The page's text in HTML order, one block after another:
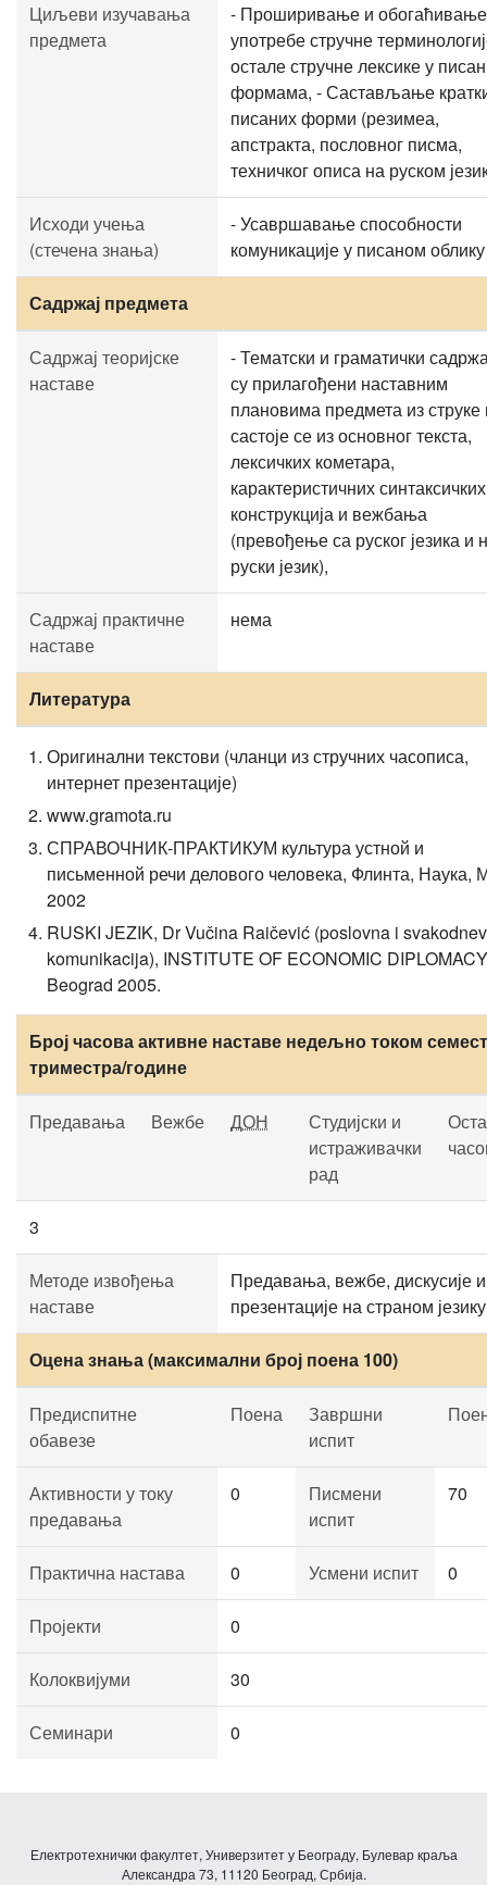
Циљеви изучавања
предмета
- Проширивање и обогаћивање
употребе стручне
остале стручне лексике у
формама, - Састављање
писаних форми (резимеа,
апстракта, пословног писма,
техничког описа на руском
Исходи учења
(стечена знања)
- Усавршавање способности
комуникације у писаном облику
Садржај предмета
Садржај теоријске
наставе
- Тематски и граматички
су прилагођени наставним
плановима предмета из струке
састоје се из основног текста,
лексичких кометара,
карактеристичних синтаксичких
конструкција и вежбања
(превођење са руског језика и
руски језик),
Садржај практичне
наставе
нема
Литература
Оригинални текстови (чланци из стручних часописа,
интернет презентације)
www.gramota.ru
СПРАВОЧНИК-ПРАКТИКУМ культура устной и
письменной речи делового человека, Флинта, Наука,
2002
RUSKI JEZIK, Dr Vučina Raičević (poslovna i
komunikacija), INSTITUTE OF ECONOMIC
Beograd 2005.
Број часова активне наставе недељно током
триместра/године
Предавања Вежбе ДОН
Студијски и
истраживачки
рад
3
Методе извођења
наставе
Предавања, вежбе, дискусије и
презентације на страном језику
Оцена знања (максимални број поена 100)
Предиспитне
обавезе
Поена
Завршни
испит
Активности у току
предавања
0
Писмени
испит
70
Практична настава 0 Усмени испит 0
Пројекти 0
Колоквијуми 30
Семинари 0
Електротехнички факултет, Универзитет у Београду, Булевар краља
Александра 73, 11120 Београд, Србија.